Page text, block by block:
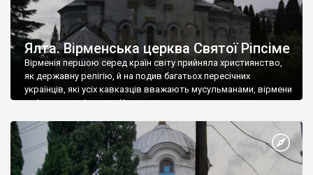
Ялта. Вірменська церква Святої Ріпсіме
Вірменія першою серед країн світу прийняла християнство,
як державну релігію, й на подив багатьох пересічних
українців, які усіх кавказців вважають мусульманами, вірмени
є відданими вірянами Христа